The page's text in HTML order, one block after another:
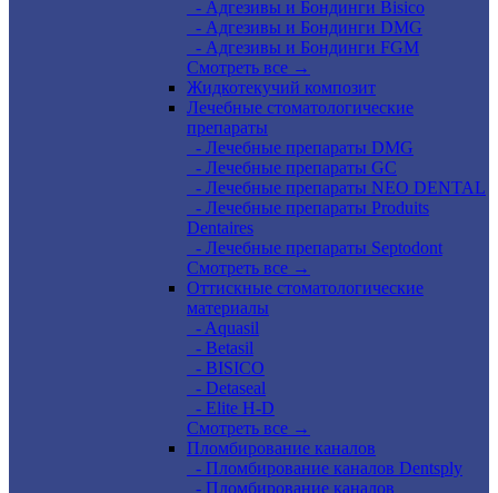
- Адгезивы и Бондинги Bisico
- Адгезивы и Бондинги DMG
- Адгезивы и Бондинги FGM
Смотреть все →
Жидкотекучий композит
Лечебные стоматологические
препараты
- Лечебные препараты DMG
- Лечебные препараты GC
- Лечебные препараты NEO DENTAL
- Лечебные препараты Produits
Dentaires
- Лечебные препараты Septodont
Смотреть все →
Оттискные стоматологические
материалы
- Aquasil
- Betasil
- BISICO
- Detaseal
- Elite H-D
Смотреть все →
Пломбирование каналов
- Пломбирование каналов Dentsply
- Пломбирование каналов